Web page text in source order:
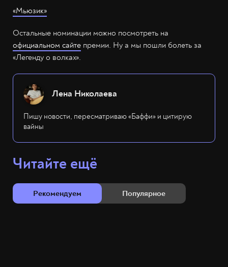
«Мьюзик»
Остальные номинации можно посмотреть на
официальном сайте премии. Ну а мы пошли болеть за
«Легенду о волках».
Лена Николаева
Пишу новости, пересматриваю «Баффи» и цитирую
вайны
Читайте ещё
Рекомендуем Популярное